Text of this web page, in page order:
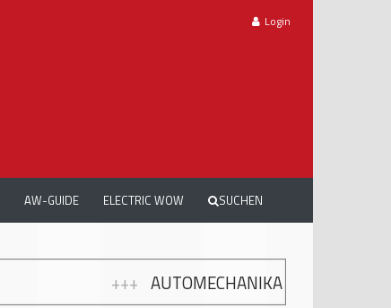
Login
AW-GUIDE ELECTRIC WOW SUCHEN
AUTOMECHANIKA WORKSHOPS: GRATIS